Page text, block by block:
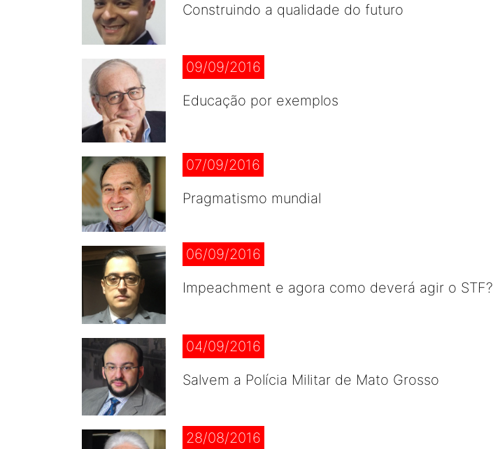
Construindo a qualidade do futuro
09/09/2016
Educação por exemplos
07/09/2016
Pragmatismo mundial
06/09/2016
Impeachment e agora como deverá agir o STF?
04/09/2016
Salvem a Polícia Militar de Mato Grosso
28/08/2016